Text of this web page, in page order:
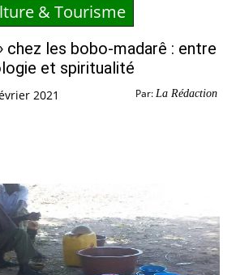
& Tourisme
chez les bobo-madarê : entre
et spiritualité
Par: La Rédaction
2021